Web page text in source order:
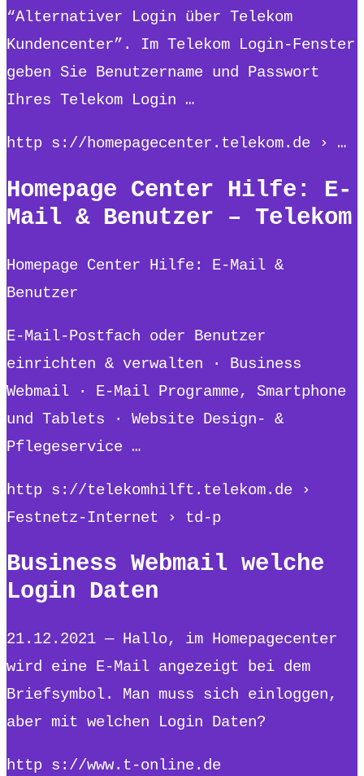
“Alternativer Login über Telekom
Kundencenter”. Im Telekom Login-Fenster
geben Sie Benutzername und Passwort
Ihres Telekom Login …
http s://homepagecenter.telekom.de › …
Homepage Center Hilfe: E-
Mail & Benutzer – Telekom
Homepage Center Hilfe: E-Mail &
Benutzer
E-Mail-Postfach oder Benutzer
einrichten & verwalten · Business
Webmail · E-Mail Programme, Smartphone
und Tablets · Website Design- &
Pflegeservice …
http s://telekomhilft.telekom.de ›
Festnetz-Internet › td-p
Business Webmail welche
Login Daten
21.12.2021 — Hallo, im Homepagecenter
wird eine E-Mail angezeigt bei dem
Briefsymbol. Man muss sich einloggen,
aber mit welchen Login Daten?
http s://www.t-online.de